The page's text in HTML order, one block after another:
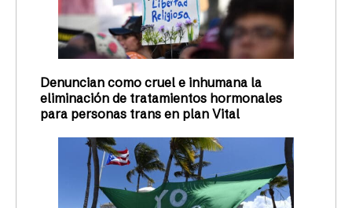
Denuncian como cruel e inhumana la
eliminación de tratamientos hormonales
para personas trans en plan Vital